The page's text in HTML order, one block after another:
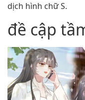
dịch hình chữ S.
đề cập